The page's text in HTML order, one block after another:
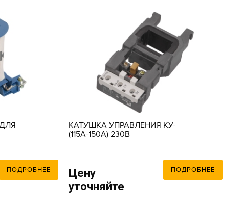
ПОДРОБНЕЕ
КАТУШКА УПРАВЛЕНИЯ КУ-
(115А-150А) 230В
Цену
уточняйте
ПОДРОБНЕЕ